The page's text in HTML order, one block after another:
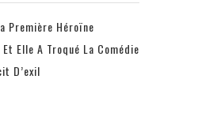
Première Héroïne
Elle A Troqué La Comédie
D’exil